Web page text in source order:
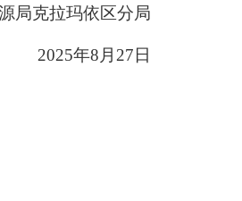
局克拉玛依区分局
2025年8 月 27日